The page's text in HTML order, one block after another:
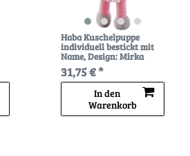
Haba Kuschelpuppe
individuell bestickt mit
Name, Design: Mirka
31,75 € *
In den
Warenkorb